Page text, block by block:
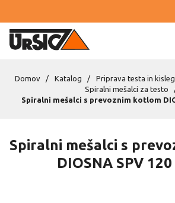
Domov Katalog Priprava testa in
Spiralni mešalci za testo
Spiralni mešalci s prevoznim kotlom
Spiralni mešalci s
DIOSNA SPV